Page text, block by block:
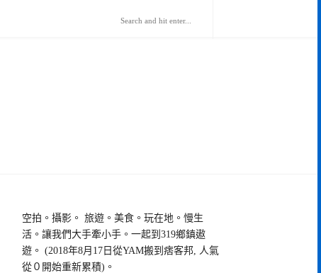
空拍。攝影。 旅遊。美食。玩在地。慢生
活。讓我們大手牽小手。一起到319鄉鎮遨
遊。 (2018年8月17日從YAM搬到痞客邦, 人氣
從０開始重新累積)。